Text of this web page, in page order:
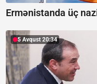
Ermənistanda üç
5 Avqust 20:34